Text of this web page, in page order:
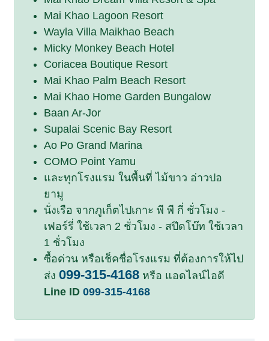
Mai Khao Lagoon Resort
Wayla Villa Maikhao Beach
Micky Monkey Beach Hotel
Coriacea Boutique Resort
Mai Khao Palm Beach Resort
Mai Khao Home Garden Bungalow
Baan Ar-Jor
Supalai Scenic Bay Resort
Ao Po Grand Marina
COMO Point Yamu
และทุกโรงแรม ในพื้นที่ ไม้ขาว อ่าวปอ
ยามู
นั่งเรือ จากภูเก็ตไปเกาะ พี พี กี่ ชั่วโมง -
เฟอร์รี่ ใช้เวลา 2 ชั่วโมง - สปีดโบ๊ท ใช้เวลา
1 ชั่วโมง
ซื้อด่วน หรือเช็คชื่อโรงแรม ที่ต้องการให้ไป
ส่ง 099-315-4168 หรือ แอดไลน์ไอดี
Line ID 099-315-4168